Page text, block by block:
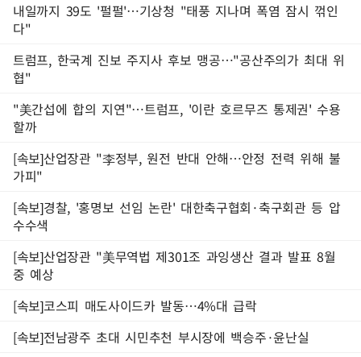
내일까지 39도 '펄펄'…기상청 "태풍 지나며 폭염 잠시 꺾인
다"
트럼프, 한국계 진보 주지사 후보 맹공…"공산주의가 최대 위
협"
"美간섭에 합의 지연"…트럼프, '이란 호르무즈 통제권' 수용
할까
[속보]산업장관 "李정부, 원전 반대 안해…안정 전력 위해 불
가피"
[속보]경찰, '홍명보 선임 논란' 대한축구협회·축구회관 등 압
수수색
[속보]산업장관 "美무역법 제301조 과잉생산 결과 발표 8월
중 예상
[속보]코스피 매도사이드카 발동…4%대 급락
[속보]전남광주 초대 시민추천 부시장에 백승주·윤난실